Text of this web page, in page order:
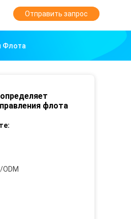
Отправить запрос
Флота
флота